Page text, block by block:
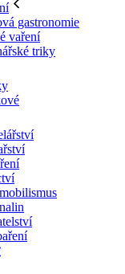
gastronomie
vaření
triky